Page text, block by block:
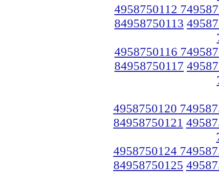
4958750112
84958750113
4958750116
84958750117
4958750120
84958750121
4958750124
84958750125